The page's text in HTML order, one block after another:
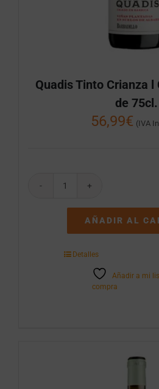
Quadis Tinto Crianza
de 75cl.
56,99€ (IVA
Quadis
Crianza
6
AÑADIR AL
Detalles
Añadir a mi
compra